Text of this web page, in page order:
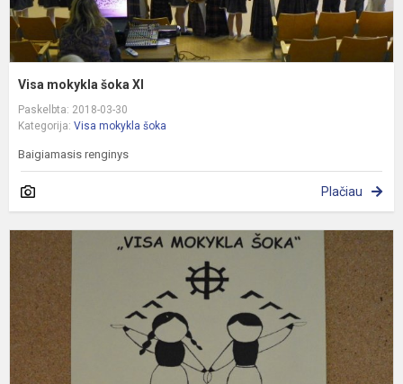
Visa mokykla šoka XI
Paskelbta: 2018-03-30
Kategorija: Visa mokykla šoka
Baigiamasis renginys
Plačiau